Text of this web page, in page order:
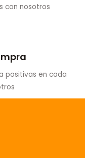
con nosotros
positivas en cada